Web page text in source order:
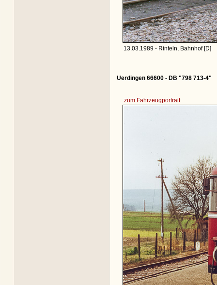
13.03.1989 - Rinteln, Bahnhof [D]
Uerdingen 66600 - DB "798 713-4"
zum Fahrzeugportrait